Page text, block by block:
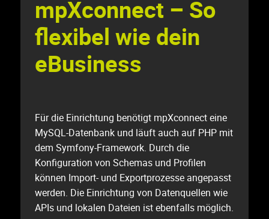
mpXconnect – So
flexibel wie dein
eBusiness
Für die Einrichtung benötigt mpXconnect eine
MySQL-Datenbank und läuft auch auf PHP mit
dem Symfony-Framework. Durch die
Konfiguration von Schemas und Profilen
können Import- und Exportprozesse angepasst
werden. Die Einrichtung von Datenquellen wie
APIs und lokalen Dateien ist ebenfalls möglich.